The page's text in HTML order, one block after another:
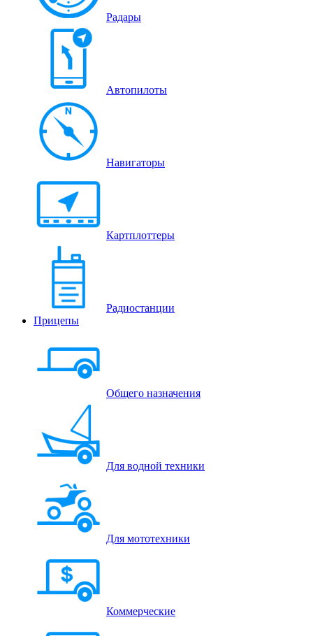
Радары
Автопилоты
Навигаторы
Картплоттеры
Радиостанции
Прицепы
Общего назначения
Для водной техники
Для мототехники
Коммерческие